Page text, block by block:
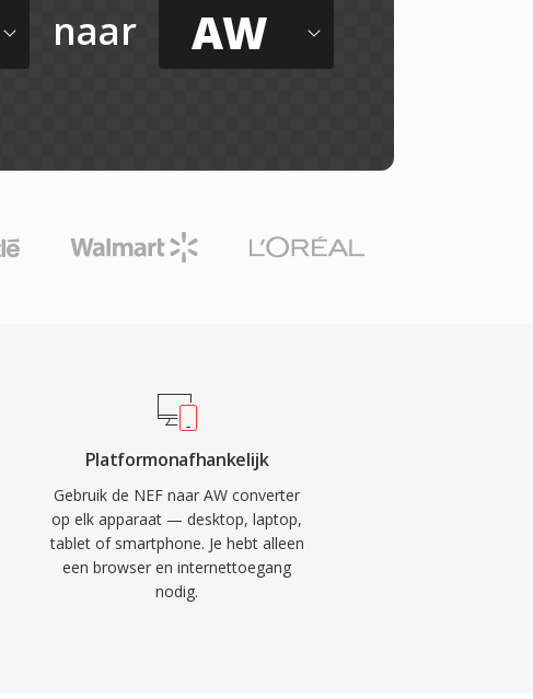
naar AW
Platformonafhankelijk
Gebruik de NEF naar AW converter
op elk apparaat — desktop, laptop,
tablet of smartphone. Je hebt alleen
een browser en internettoegang
nodig.